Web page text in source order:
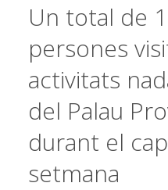
Un total de
persones
activitats
del Palau
durant el
setmana